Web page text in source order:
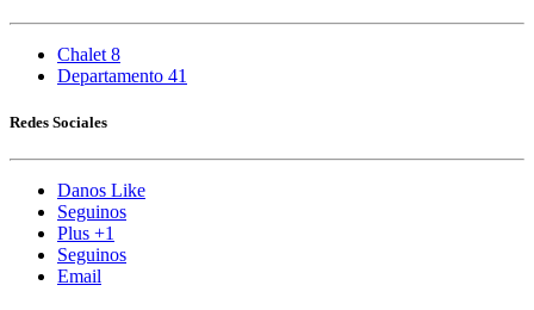
Chalet 8
Departamento 41
Redes Sociales
Danos Like
Seguinos
Plus +1
Seguinos
Email